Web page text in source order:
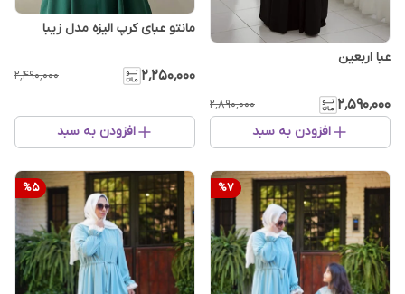
عبا اربعین
۲٬۵۹۰٬۰۰۰ ۲٬۸۹۰٬۰۰۰
افزودن به سبد
مانتو عبای کرپ الیزه مدل زیبا
۲٬۲۵۰٬۰۰۰ ۲٬۴۹۰٬۰۰۰
افزودن به سبد
%7
%5